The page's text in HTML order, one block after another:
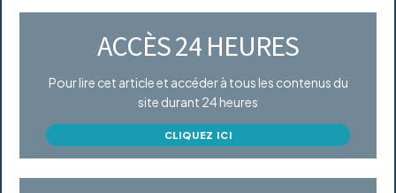
ACCÈS 24 HEURES
Pour lire cet article et accéder à tous les contenus du
site durant 24 heures
CLIQUEZ ICI